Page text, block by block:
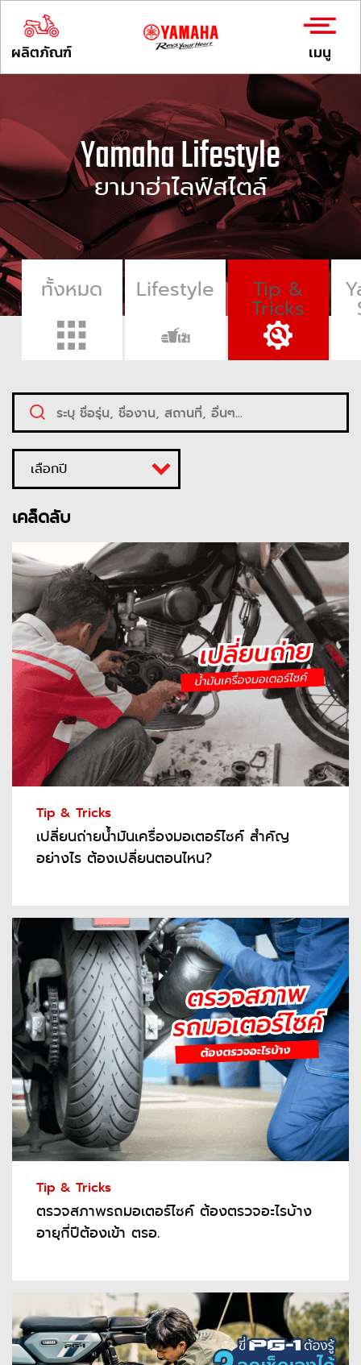
ผลิตภัณฑ์ เมนู
Yamaha Lifestyle
ยามาฮ่าไลฟ์สไตล์
ทั้งหมด Lifestyle Tip &
Tricks
เลือกปี
เคล็ดลับ
Tip & Tricks
เปลี่ยนถ่ายน้ำมันเครื่องมอเตอร์ไซค์ สำคัญ
อย่างไร ต้องเปลี่ยนตอนไหน?
Tip & Tricks
ตรวจสภาพรถมอเตอร์ไซค์ ต้องตรวจอะไรบ้าง
อายุกี่ปีต้องเข้า ตรอ.